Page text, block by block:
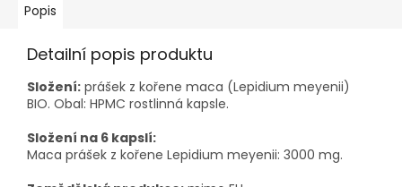
Popis
Detailní popis produktu
Složení: prášek z kořene maca (Lepidium meyenii)
BIO. Obal: HPMC rostlinná kapsle.
Složení na 6 kapslí:
Maca prášek z kořene Lepidium meyenii: 3000 mg.